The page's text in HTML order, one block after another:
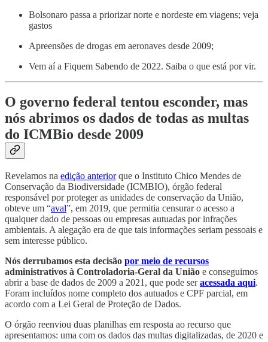
Bolsonaro passa a priorizar norte e nordeste em viagens; veja
gastos
Apreensões de drogas em aeronaves desde 2009;
Vem aí a Fiquem Sabendo de 2022. Saiba o que está por vir.
O governo federal tentou esconder, mas
nós abrimos os dados de todas as multas
do ICMBio desde 2009
Revelamos na edição anteriorque o Instituto Chico Mendes de
Conservação da Biodiversidade (ICMBIO), órgão federal
responsável por proteger as unidades de conservação da União,
obteve um “aval”, em 2019, que permitia censurar o acesso a
qualquer dado de pessoas ou empresas autuadas por infrações
ambientais. A alegação era de que tais informações seriam pessoais e
sem interesse público.
Nós derrubamos esta decisão por meio de recursos
administrativos à Controladoria-Geral da União e conseguimos
abrir a base de dados de 2009 a 2021, que pode seracessada aqui.
Foram incluídos nome completo dos autuados e CPF parcial, em
acordo com a Lei Geral de Proteção de Dados.
O órgão reenviou duas planilhas em resposta ao recurso que
apresentamos: uma com os dados das multas digitalizadas, de 2020 e